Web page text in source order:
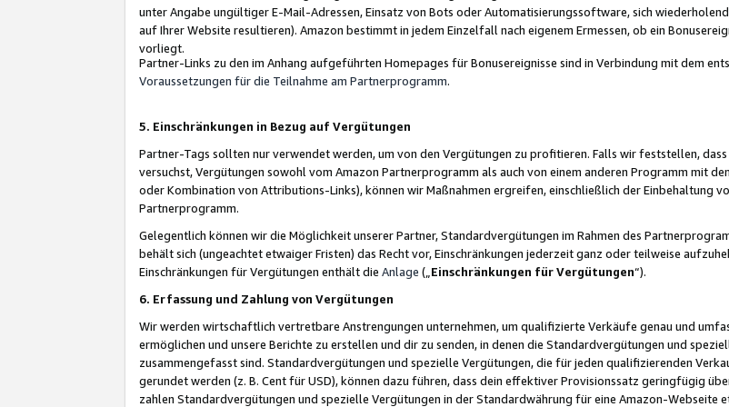
unter Angabe ungültiger E-Mail-Adressen, Einsatz von Bots oder Automatisierungssoftware, sich
auf Ihrer Website resultieren). Amazon bestimmt in jedem Einzelfall nach eigenem Ermessen, ob ein
vorliegt.
Partner-Links zu den im Anhang aufgeführten Homepages für Bonusereignisse sind in Verbindung mit dem
Voraussetzungen für die Teilnahme am Partnerprogramm.
5. Einschränkungen in Bezug auf Vergütungen
Partner-Tags sollten nur verwendet werden, um von den Vergütungen zu profitieren. Falls wir feststellen,
versuchst, Vergütungen sowohl vom Amazon Partnerprogramm als auch von einem anderen Programm mit
oder Kombination von Attributions-Links), können wir Maßnahmen ergreifen, einschließlich der Einbehaltung
Partnerprogramm.
Gelegentlich können wir die Möglichkeit unserer Partner, Standardvergütungen im Rahmen des
behält sich (ungeachtet etwaiger Fristen) das Recht vor, Einschränkungen jederzeit ganz oder teilweise
Einschränkungen für Vergütungen enthält die Anlage („ Einschränkungen für Vergütungen“).
6. Erfassung und Zahlung von Vergütungen
Wir werden wirtschaftlich vertretbare Anstrengungen unternehmen, um qualifizierte Verkäufe genau und
ermöglichen und unsere Berichte zu erstellen und dir zu senden, in denen die Standardvergütungen und
zusammengefasst sind. Standardvergütungen und spezielle Vergütungen, die für jeden qualifizierenden
gerundet werden (z. B. Cent für USD), können dazu führen, dass dein effektiver Provisionssatz geringfügig
zahlen Standardvergütungen und spezielle Vergütungen in der Standardwährung für eine Amazon-Webseite